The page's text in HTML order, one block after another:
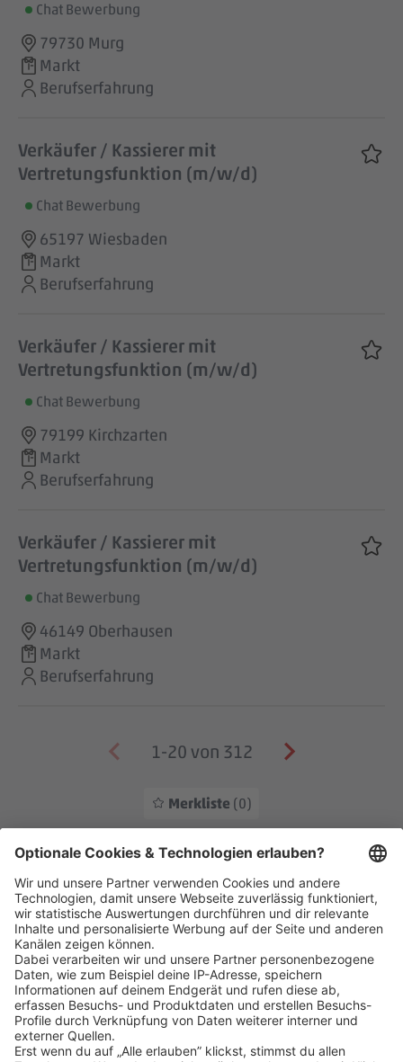
Merkliste (0)
Chat Bewerbung
79730 Murg
Markt
Berufserfahrung
Verkäufer / Kassierer mit
Vertretungsfunktion (m/w/d)
Chat Bewerbung
65197 Wiesbaden
Markt
Berufserfahrung
Verkäufer / Kassierer mit
Vertretungsfunktion (m/w/d)
Chat Bewerbung
79199 Kirchzarten
Markt
Berufserfahrung
Verkäufer / Kassierer mit
Vertretungsfunktion (m/w/d)
Chat Bewerbung
46149 Oberhausen
Markt
Berufserfahrung
1-20 von 312
Klickehier, um alle offenen Jobs zu sehen.
Impressum Datenschutz
Privatsphäre-Einstellungen
Veranstaltungen
FAQ